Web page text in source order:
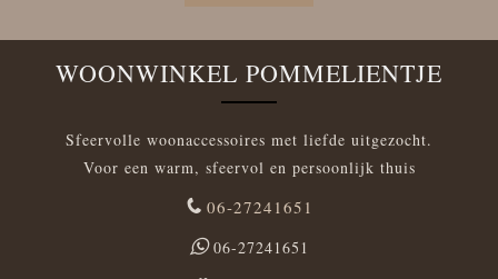
WOONWINKEL POMMELIENTJE
Sfeervolle woonaccessoires met liefde uitgezocht.
Voor een warm, sfeervol en persoonlijk thuis
06-27241651
06-27241651